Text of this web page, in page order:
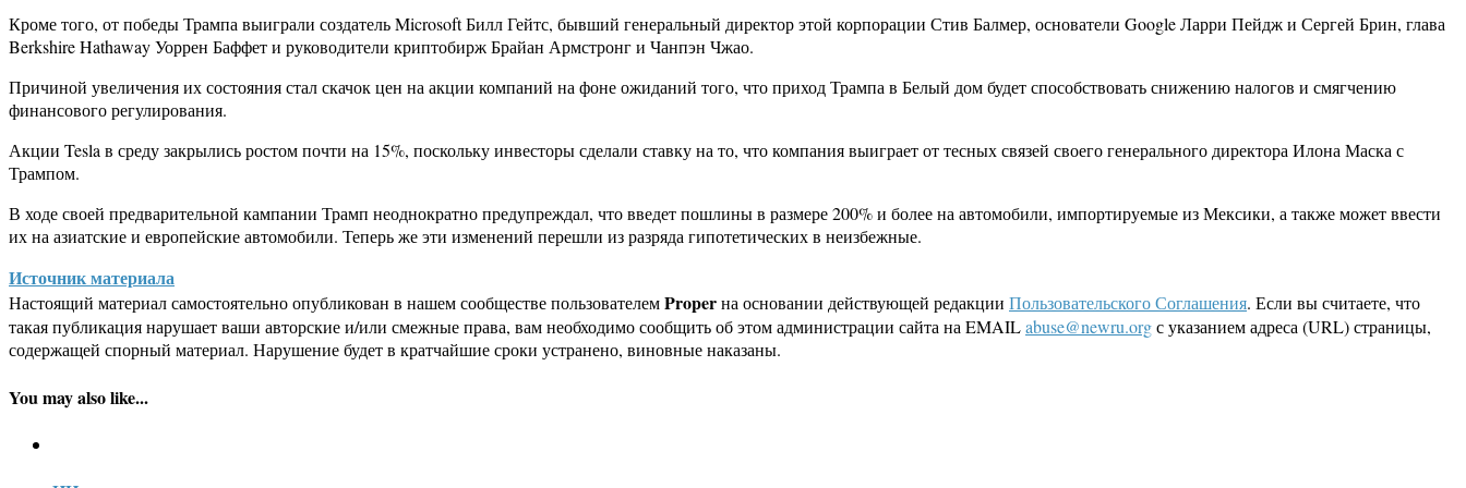
Кроме того, от победы Трампа выиграли создатель Microsoft Билл Гейтс, бывший генеральный директор этой корпорации Стив Балмер, основатели Google Ларри Пейдж и Сергей Брин, глава
Berkshire Hathaway Уоррен Баффет и руководители криптобирж Брайан Армстронг и Чанпэн Чжао.
Причиной увеличения их состояния стал скачок цен на акции компаний на фоне ожиданий того, что приход Трампа в Белый дом будет способствовать снижению налогов и смягчению
финансового регулирования.
Акции Tesla в среду закрылись ростом почти на 15%, поскольку инвесторы сделали ставку на то, что компания выиграет от тесных связей своего генерального директора Илона Маска с
Трампом.
В ходе своей предварительной кампании Трамп неоднократно предупреждал, что введет пошлины в размере 200% и более на автомобили, импортируемые из Мексики, а также может ввести
их на азиатские и европейские автомобили. Теперь же эти изменений перешли из разряда гипотетических в неизбежные.
Источник материала
Настоящий материал самостоятельно опубликован в нашем сообществе пользователемProperна основании действующей редакции Пользовательского Соглашения. Если вы считаете, что
такая публикация нарушает ваши авторские и/или смежные права, вам необходимо сообщить об этом администрации сайта на EMAILabuse@newru.orgс указанием адреса (URL) страницы,
содержащей спорный материал. Нарушение будет в кратчайшие сроки устранено, виновные наказаны.
You may also like...